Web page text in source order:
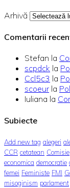
Arhivă
Comentarii
Stefan la
scpdck la
Ccl5c3 la
scoeur la
Iuliana la
Subiecte
Add new tag alegeri
CCR cetatean Comisie
economica democratie
femei Feministe FMI
misoginism parlament